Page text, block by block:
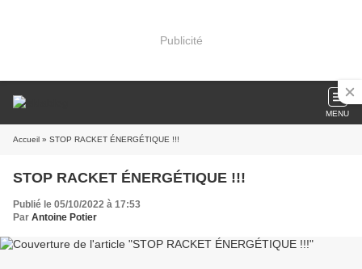
Publicité
MENU
Accueil » STOP RACKET ÉNERGÉTIQUE !!!
STOP RACKET ÉNERGÉTIQUE !!!
Publié le 05/10/2022 à 17:53
Par Antoine Potier